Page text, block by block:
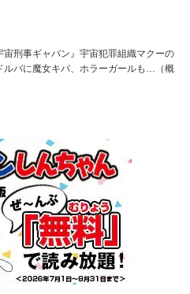
刑事ギャバン』宇宙犯罪組織マクーの
ルバに魔女キバ、ホラーガールも…（概